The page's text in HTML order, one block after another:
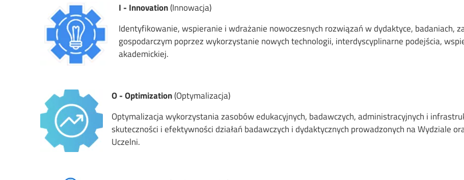
Image I - Innovation(Innowacja)
Identyfikowanie, wspieranie i wdrażanie nowoczesnych rozwiązań w dydaktyce, badaniach,
gospodarczym poprzez wykorzystanie nowych technologii, interdyscyplinarne podejścia,
akademickiej.
Image O - Optimization(Optymalizacja)
Optymalizacja wykorzystania zasobów edukacyjnych, badawczych, administracyjnych i
skuteczności i efektywności działań badawczych i dydaktycznych prowadzonych na Wydziale
Uczelni.